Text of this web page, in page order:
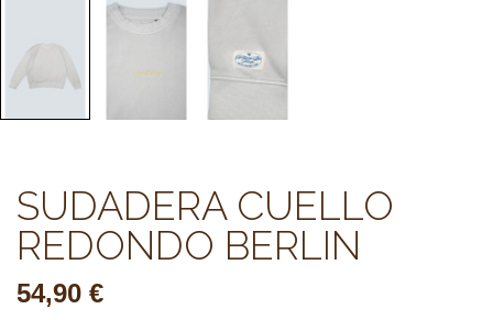
SUDADERA CUELLO
REDONDO BERLIN
54,90 €